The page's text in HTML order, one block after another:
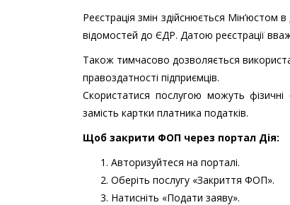
Реєстрація змін здійснюється
відомостей до ЄДР. Датою реєстрації
Також тимчасово дозволяється
правоздатності підприємців.
Скористатися послугою можуть
замість картки платника податків.
Щоб закрити ФОП через портал Дія:
Авторизуйтеся на порталі.
Оберіть послугу «Закриття ФОП».
Натисніть «Подати заяву».